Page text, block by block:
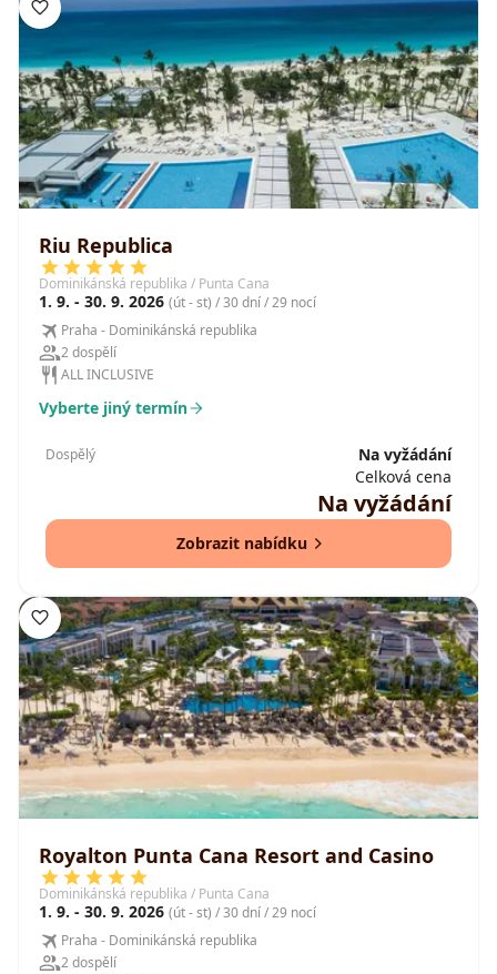
Riu Republica
Dominikánská republika / Punta Cana
1. 9. - 30. 9. 2026 (út - st) / 30 dní / 29 nocí
Praha - Dominikánská republika
2 dospělí
ALL INCLUSIVE
Vyberte jiný termín
Dospělý
Na vyžádání
Celková cena
Na vyžádání
Zobrazit nabídku
Royalton Punta Cana Resort and Casino
Dominikánská republika / Punta Cana
1. 9. - 30. 9. 2026 (út - st) / 30 dní / 29 nocí
Praha - Dominikánská republika
2 dospělí